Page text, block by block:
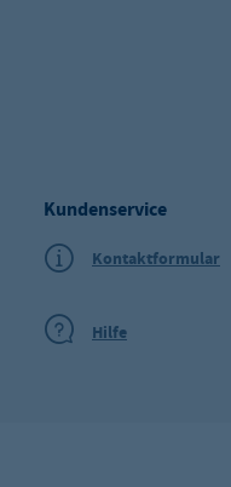
Kundenservice
Kontaktformular
Hilfe